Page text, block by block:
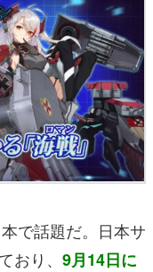
で話題だ。日本サ
おり、 9月14日に